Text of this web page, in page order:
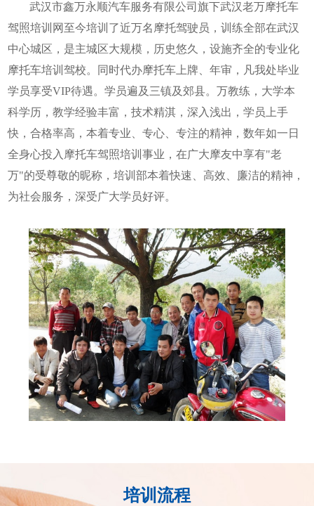
武汉市鑫万永顺汽车服务有限公司旗下武汉老万摩托车
驾照培训网至今培训了近万名摩托驾驶员，训练全部在武汉
中心城区，是主城区大规模，历史悠久，设施齐全的专业化
摩托车培训驾校。同时代办摩托车上牌、年审，凡我处毕业
学员享受VIP待遇。学员遍及三镇及郊县。万教练，大学本
科学历，教学经验丰富，技术精淇，深入浅出，学员上手
快，合格率高，本着专业、专心、专注的精神，数年如一日
全身心投入摩托车驾照培训事业，在广大摩友中享有"老
万"的受尊敬的昵称，培训部本着快速、高效、廉洁的精神，
为社会服务，深受广大学员好评。
培训流程